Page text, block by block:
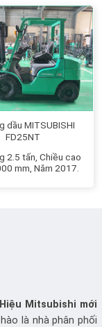
dầu MITSUBISHI
FD25NT
2.5 tấn, Chiều cao
mm, Năm 2017.
Mitsubishi mới
là nhà phân phối